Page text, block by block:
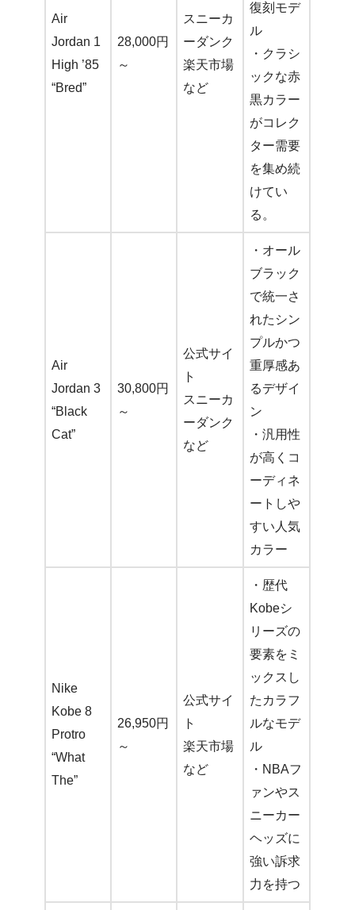
Air
Jordan 1
High ’85
“Bred”
28,000円
～
スニーカ
ーダンク
楽天市場
など
復刻モデ
ル
・クラシ
ックな赤
黒カラー
がコレク
ター需要
を集め続
けてい
る。
Air
Jordan 3
“Black
Cat”
30,800円
～
公式サイ
ト
スニーカ
ーダンク
など
・オール
ブラック
で統一さ
れたシン
プルかつ
重厚感あ
るデザイ
ン
・汎用性
が高くコ
ーディネ
ートしや
すい人気
カラー
Nike
Kobe 8
Protro
“What
The”
26,950円
～
公式サイ
ト
楽天市場
など
・歴代
Kobeシ
リーズの
要素をミ
ックスし
たカラフ
ルなモデ
ル
・NBAフ
ァンやス
ニーカー
ヘッズに
強い訴求
力を持つ